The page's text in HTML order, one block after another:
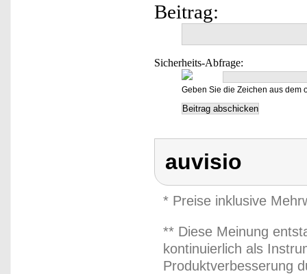
Beitrag:
Sicherheits-Abfrage:
Geben Sie die Zeichen aus dem
auvisio
* Preise inklusive
** Diese Meinung
kontinuierlich als
Produktverbesserung